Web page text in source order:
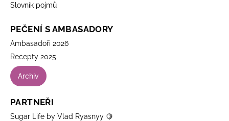
Slovník pojmů
PEČENÍ S AMBASADORY
Ambasadoři 2026
Recepty 2025
Archiv
PARTNEŘI
Sugar Life by Vlad Ryasnyy 🍋